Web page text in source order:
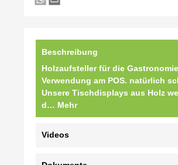
Beschreibung
Holzaufsteller für die
Verwendung am POS. natürlich
Unsere Tischdisplays aus Holz
d… Mehr
Videos